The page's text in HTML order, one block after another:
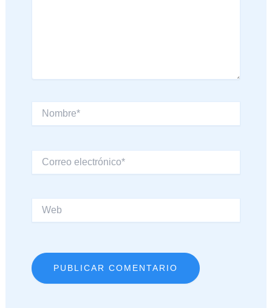
electrónico*
Web